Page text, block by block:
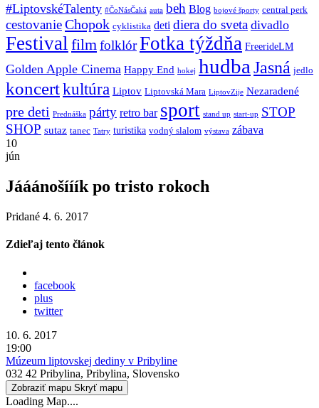
#LiptovskéTalenty #ČoNásČaká auta beh Blog bojové športy central perk
cestovanieChopok cyklistika deti diera do sveta divadlo
Festival filmfolklórFotka týždňa FreerideLM
Golden Apple Cinema Happy End hokej hudba Jasná jedlo
koncertkultúra Liptov Liptovská Mara LiptovZije Nezaradené
pre deti Prednáška párty retro bar sport stand up start-up STOP
SHOP sutaz tanec Tatry turistika vodný slalom výstava zábava
10
jún
Jááánošííík po tristo rokoch
Pridané 4. 6. 2017
Zdieľaj tento článok
facebook
plus
twitter
10. 6. 2017
19:00
Múzeum liptovskej dediny v Pribyline
032 42 Pribylina, Pribylina, Slovensko
Zobraziť mapu Skryť mapu
Loading Map....